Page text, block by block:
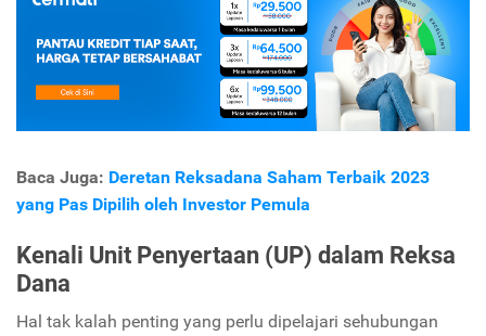
Baca Juga: Deretan Reksadana Saham Terbaik 2023
yang Pas Dipilih oleh Investor Pemula
Kenali Unit Penyertaan (UP) dalam Reksa
Dana
Hal tak kalah penting yang perlu dipelajari sehubungan